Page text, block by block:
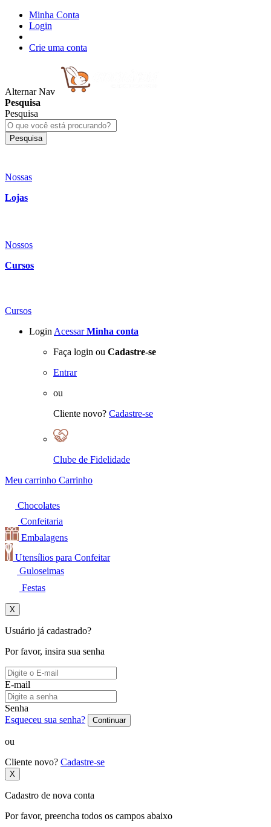
Minha Conta
Login
Crie uma conta
Alternar Nav
Pesquisa
Pesquisa
Pesquisa
Nossas
Lojas
Nossos
Cursos
Cursos
Login Acessar Minha conta
Faça login ou Cadastre-se
Entrar
ou
Cliente novo? Cadastre-se
Clube de Fidelidade
Meu carrinho Carrinho
Chocolates
Confeitaria
Embalagens
Utensílios para Confeitar
Guloseimas
Festas
X
Usuário já cadastrado?
Por favor, insira sua senha
E-mail
Senha
Esqueceu sua senha?
Continuar
ou
Cliente novo? Cadastre-se
X
Cadastro de nova conta
Por favor, preencha todos os campos abaixo